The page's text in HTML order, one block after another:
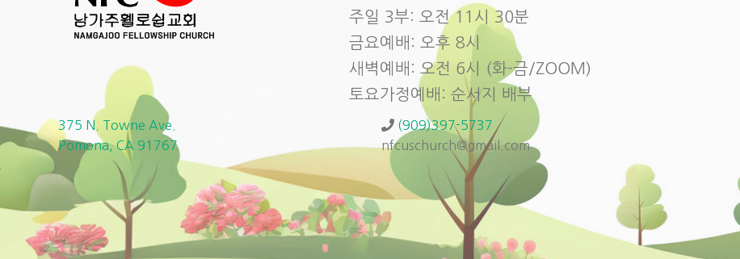
주일 3부: 오전 11시 30분
금요예배: 오후 8시
새벽예배: 오전 6시 (화-금/ZOOM)
토요가정예배: 순서지 배부
375 N. Towne Ave.
Pomona, CA 91767
(909)397-5737
nfcuschurch@gmail.com